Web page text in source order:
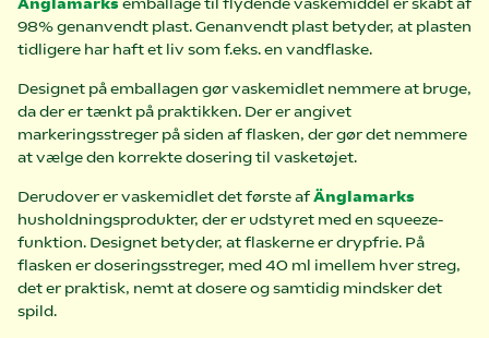
98% genanvendt plast. Genanvendt plast betyder, at plasten
tidligere har haft et liv som f.eks. en vandflaske.
Designet på emballagen gør vaskemidlet nemmere at bruge,
da der er tænkt på praktikken. Der er angivet
markeringsstreger på siden af flasken, der gør det nemmere
at vælge den korrekte dosering til vasketøjet.
Derudover er vaskemidlet det første afÄnglamarks
husholdningsprodukter, der er udstyret med en squeeze-
funktion. Designet betyder, at flaskerne er drypfrie. På
flasken er doseringsstreger, med 40 ml imellem hver streg,
det er praktisk, nemt at dosere og samtidig mindsker det
spild.